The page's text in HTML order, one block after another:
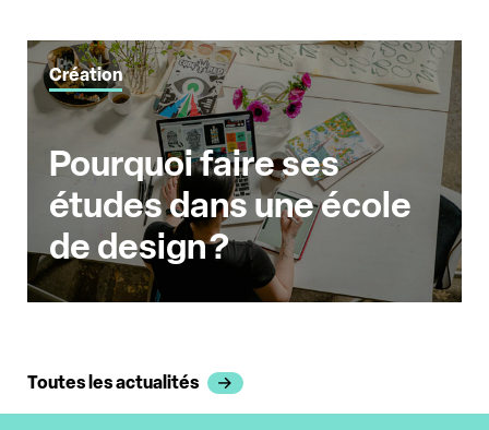
Création
Pourquoi faire ses
études dans une école
de design ?
Toutes les actualités